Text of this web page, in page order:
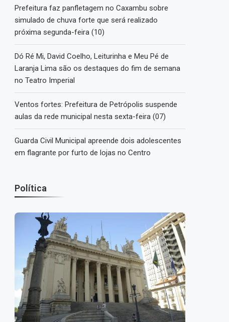
Prefeitura faz panfletagem no Caxambu sobre
simulado de chuva forte que será realizado
próxima segunda-feira (10)
Dó Ré Mi, David Coelho, Leiturinha e Meu Pé de
Laranja Lima são os destaques do fim de semana
no Teatro Imperial
Ventos fortes: Prefeitura de Petrópolis suspende
aulas da rede municipal nesta sexta-feira (07)
Guarda Civil Municipal apreende dois adolescentes
em flagrante por furto de lojas no Centro
Política